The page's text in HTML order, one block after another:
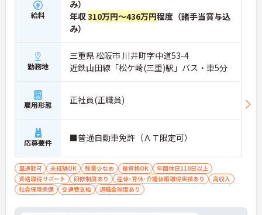
給料
み）
年収310万円～436万円程度（諸手当賞与込
み）
勤務地
三重県 松阪市 川井町字中道53-4
近鉄山田線「松ケ崎(三重)駅」バス・車5分
雇用形態 正社員(正職員)
応募要件 ■普通自動車免許（ＡＴ限定可）
車通勤可 未経験OK 残業少なめ 無資格OK
年間休日110日以上
資格取得サポート
研修制度あり 産休･育休･介護休暇取得実績あり
高収入
社会保険完備
交通費支給 退職金制度あり